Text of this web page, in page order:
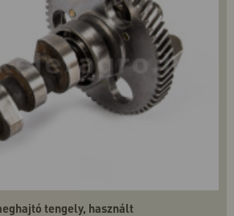
tengely, használt